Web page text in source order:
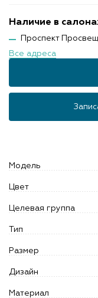
Наличие в
Проспект
Все адреса
Модель
Цвет
Целевая группа
Тип
Размер
Дизайн
Материал